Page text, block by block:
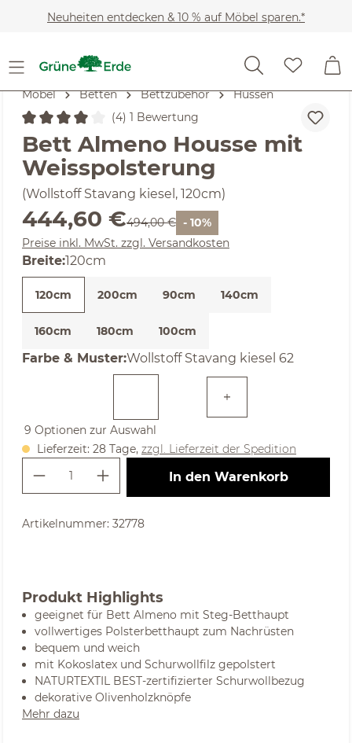
Zum Hauptinhalt springen
Neuheiten entdecken & 10 % auf Möbel sparen.*
Möbel Betten Bettzubehör Hussen
Durchschnittliche Bewertung von 4 von 5 Sternen
(4) 1 Bewertung
Bett Almeno Housse mit
Weisspolsterung
(Wollstoff Stavang kiesel, 120cm)
Verkaufspreis:
444,60 €Regulärer Preis:
494,00 € - 10%
Preise inkl. MwSt. zzgl. Versandkosten
Breiteauswählen
:120cm
120cm 200cm 90cm 140cm
160cm 180cm 100cm
Farbe & Musterauswählen
:Wollstoff Stavang kiesel 62
9 Optionen zur Auswahl
Lieferzeit: 28 Tage, zzgl. Lieferzeit der Spedition
Produkt Anzahl: Gib den
In den Warenkorb
Artikelnummer: 32778
Produkt Highlights
geeignet für Bett Almeno mit Steg-Betthaupt
vollwertiges Polsterbetthaupt zum Nachrüsten
bequem und weich
mit Kokoslatex und Schurwollfilz gepolstert
NATURTEXTIL BEST-zertifizierter Schurwollbezug
dekorative Olivenholzknöpfe
Mehr dazu